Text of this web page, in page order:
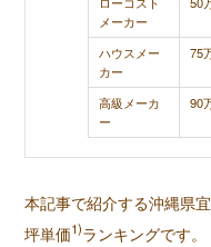
メーカー
ハウスメー
カー
75
高級メーカ
ー
90
本記事で紹介する沖縄県
坪単価1)ランキングです。